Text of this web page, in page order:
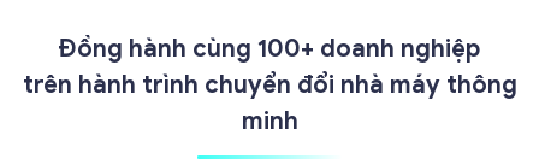
Đồng hành cùng 100+ doanh nghiệp
trên hành trình chuyển đổi nhà máy thông
minh